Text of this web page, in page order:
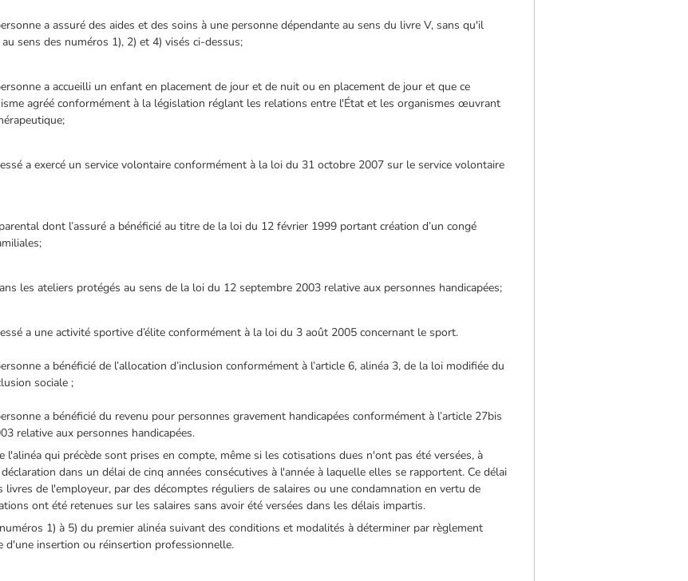
a assuré des aides et des soins à une personne dépendante au sens du livre V, sans qu'il
sens des numéros 1), 2) et 4) visés ci-dessus;
a accueilli un enfant en placement de jour et de nuit ou en placement de jour et que ce
agréé conformément à la législation réglant les relations entre l'État et les organismes œuvrant
a exercé un service volontaire conformément à la loi du 31 octobre 2007 sur le service volontaire
dont l’assuré a bénéficié au titre de la loi du 12 février 1999 portant création d’un congé
les ateliers protégés au sens de la loi du 12 septembre 2003 relative aux personnes handicapées;
a une activité sportive d’élite conformément à la loi du 3 août 2005 concernant le sport.
a bénéficié de l’allocation d’inclusion conformément à l’article 6, alinéa 3, de la loi modifiée du
sociale ;
a bénéficié du revenu pour personnes gravement handicapées conformément à l’article 27bis
relative aux personnes handicapées.
l'alinéa qui précède sont prises en compte, même si les cotisations dues n'ont pas été versées, à
dans un délai de cinq années consécutives à l'année à laquelle elles se rapportent. Ce délai
de l'employeur, par des décomptes réguliers de salaires ou une condamnation en vertu de
ont été retenues sur les salaires sans avoir été versées dans les délais impartis.
1) à 5) du premier alinéa suivant des conditions et modalités à déterminer par règlement
d'une insertion ou réinsertion professionnelle.